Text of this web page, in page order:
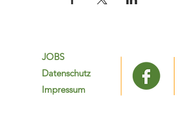
JOBS
Datenschutz
Impressum